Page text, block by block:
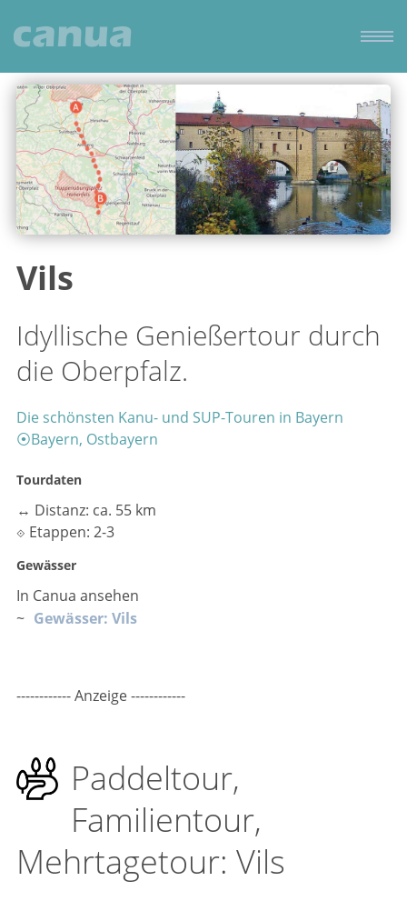
Vils
Idyllische Genießertour durch
die Oberpfalz.
Die schönsten Kanu- und SUP-Touren in Bayern
⦿Bayern, Ostbayern
Tourdaten
↔ Distanz: ca. 55 km
⟐ Etappen: 2-3
Gewässer
In Canua ansehen
~ Gewässer: Vils
------------ Anzeige ------------
Paddeltour,
Familientour,
Mehrtagetour: Vils